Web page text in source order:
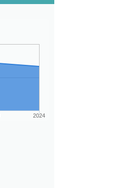
2024